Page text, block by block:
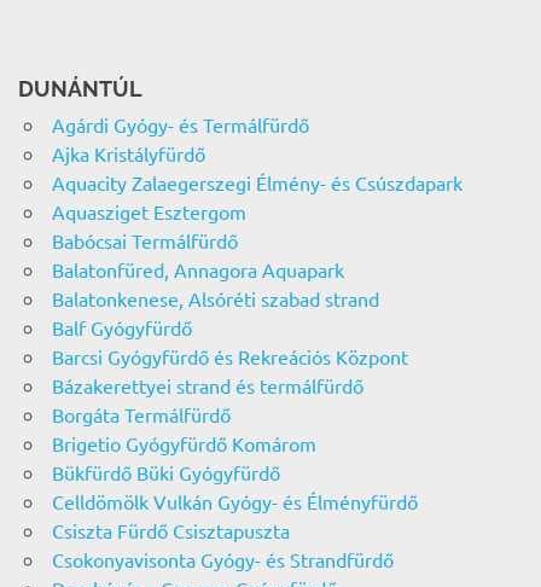
DUNÁNTÚL
Agárdi Gyógy- és Termálfürdő
Ajka Kristályfürdő
Aquacity Zalaegerszegi Élmény- és Csúszdapark
Aquasziget Esztergom
Babócsai Termálfürdő
Balatonfüred, Annagora Aquapark
Balatonkenese, Alsóréti szabad strand
Balf Gyógyfürdő
Barcsi Gyógyfürdő és Rekreációs Központ
Bázakerettyei strand és termálfürdő
Borgáta Termálfürdő
Brigetio Gyógyfürdő Komárom
Bükfürdő Büki Gyógyfürdő
Celldömölk Vulkán Gyógy- és Élményfürdő
Csiszta Fürdő Csisztapuszta
Csokonyavisonta Gyógy- és Strandfürdő